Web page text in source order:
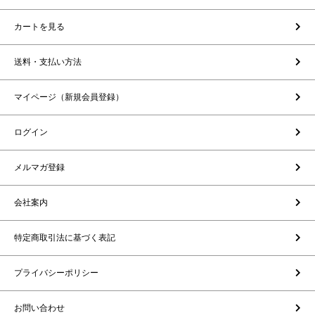
カートを見る
送料・支払い方法
マイページ（新規会員登録）
ログイン
メルマガ登録
会社案内
特定商取引法に基づく表記
プライバシーポリシー
お問い合わせ